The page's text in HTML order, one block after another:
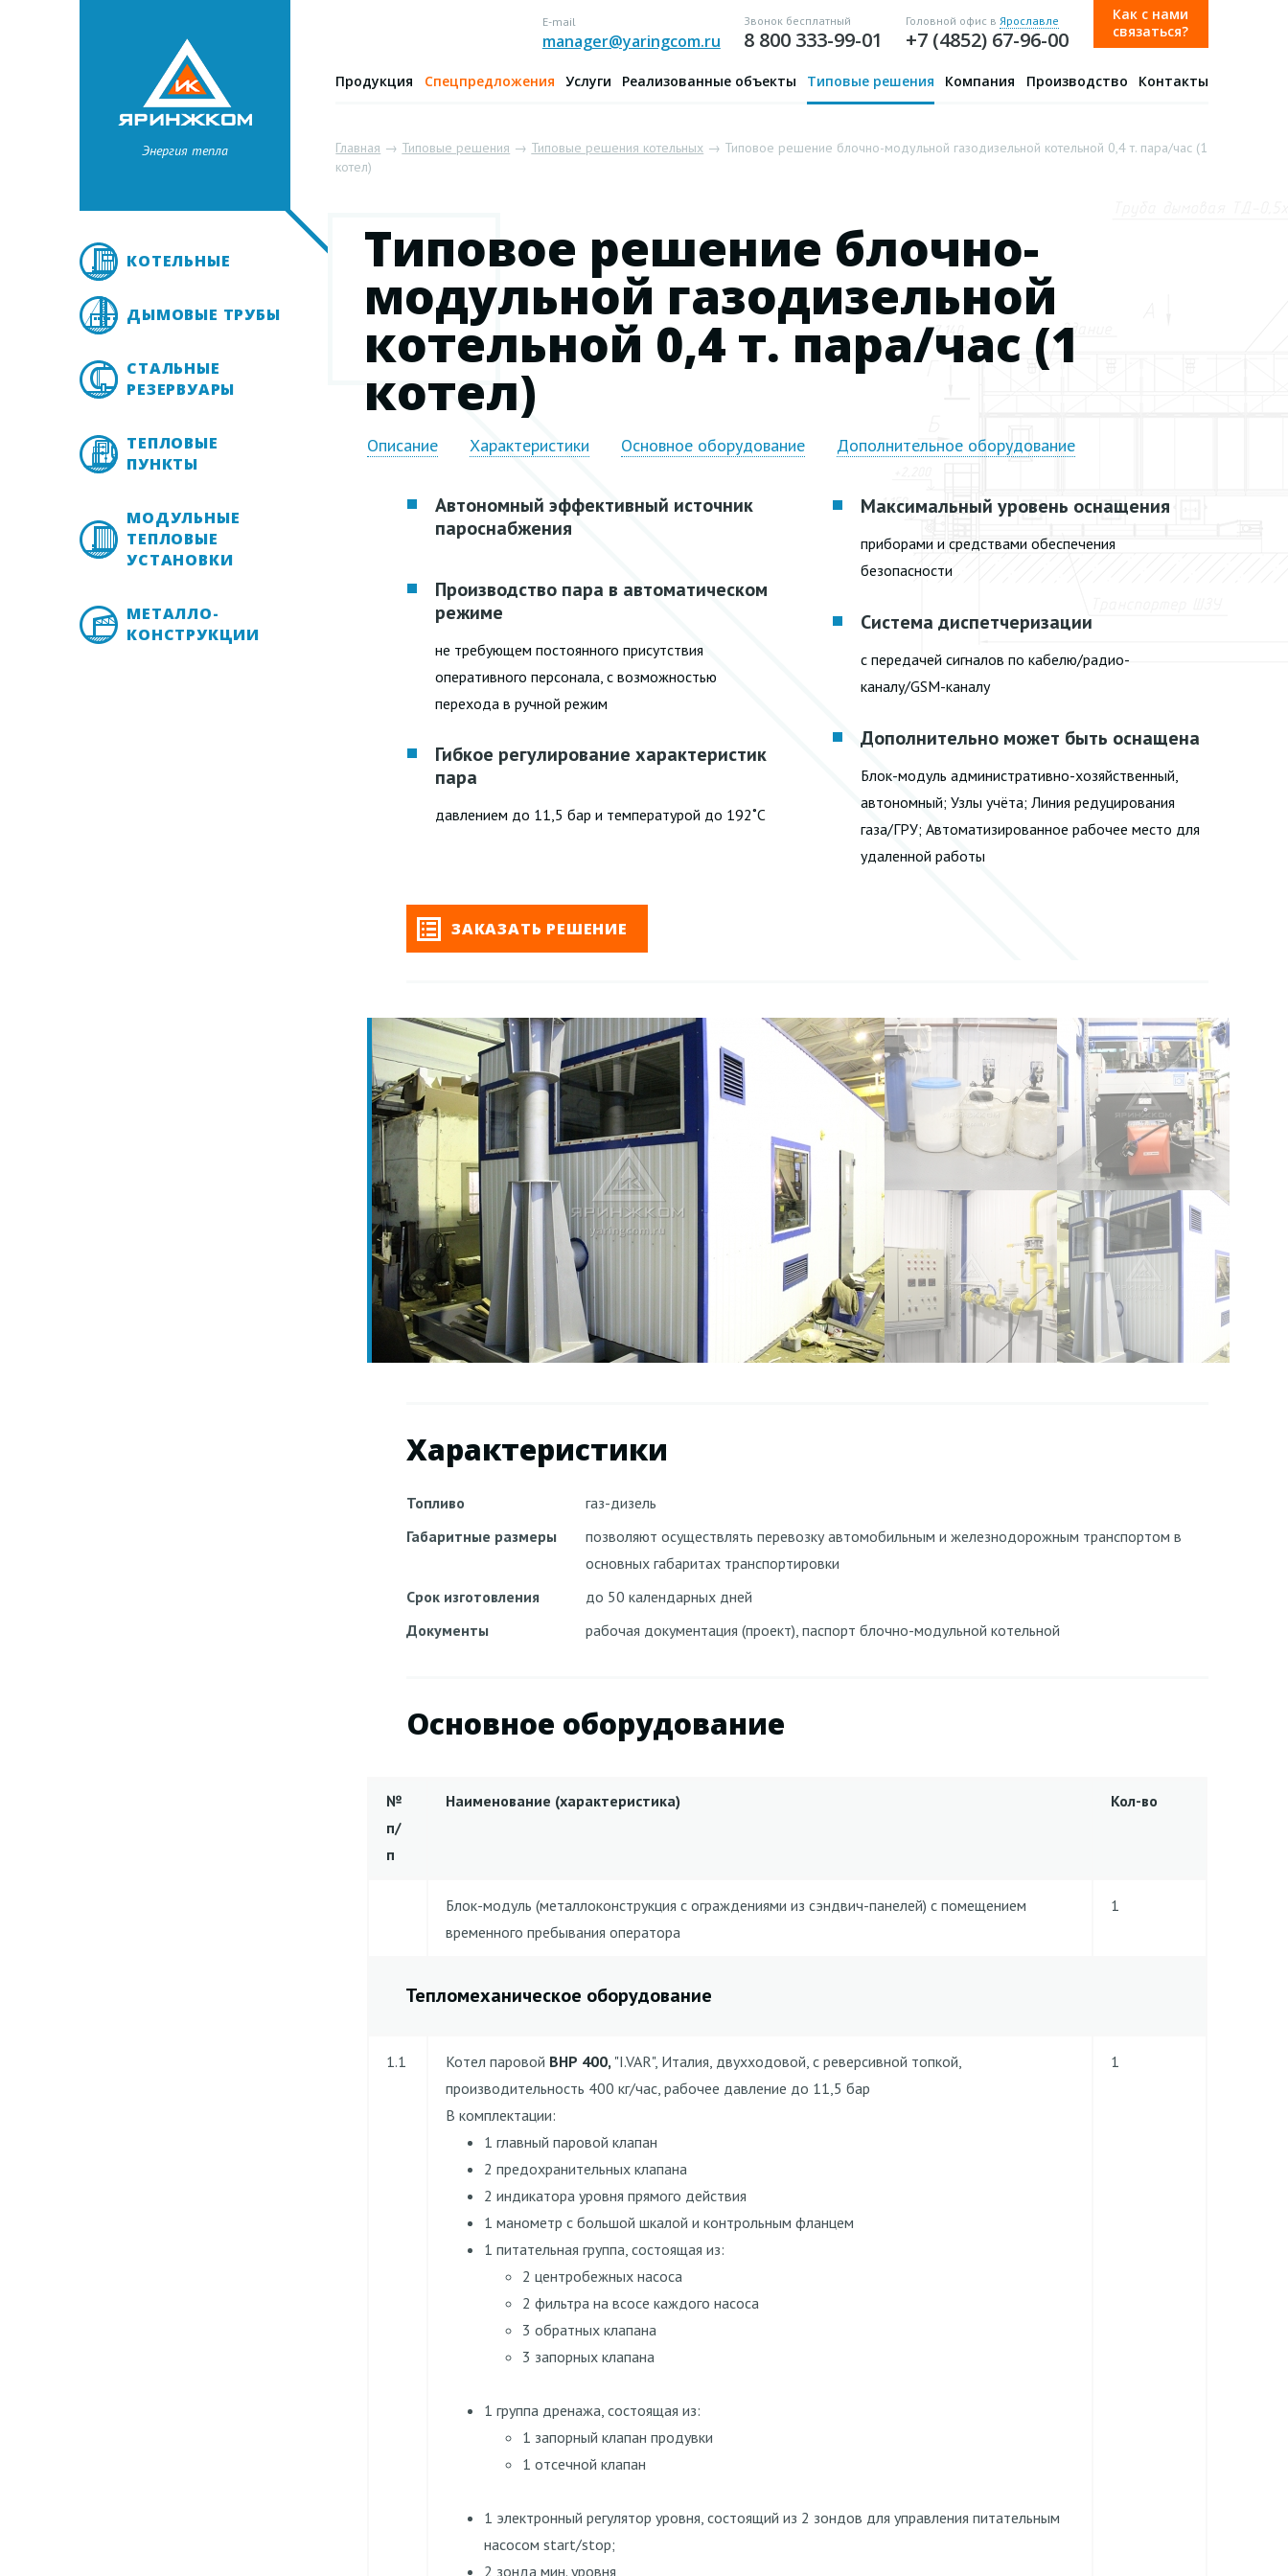
Энергия тепла
E-mail
manager@yaringcom.ru
Звонок бесплатный
8 800 333-99-01
Головной офис в Ярославле
+7 (4852) 67-96-00
Как с нами
связаться?
Продукция Спецпредложения Услуги Реализованные объекты Типовые решения Компания Производство Контакты
КОТЕЛЬНЫЕ
ДЫМОВЫЕ ТРУБЫ
СТАЛЬНЫЕ
РЕЗЕРВУАРЫ
ТЕПЛОВЫЕ
ПУНКТЫ
МОДУЛЬНЫЕ
ТЕПЛОВЫЕ
УСТАНОВКИ
МЕТАЛЛО-
КОНСТРУКЦИИ
Главная → Типовые решения → Типовые решения котельных → Типовое решение блочно-модульной газодизельной котельной 0,4 т. пара/час (1
котел)
Типовое решение блочно-
модульной газодизельной
котельной 0,4 т. пара/час (1
котел)
Описание Характеристики Основное оборудование Дополнительное оборудование
Автономный эффективный источник
пароснабжения
Производство пара в автоматическом
режиме
не требующем постоянного присутствия
оперативного персонала, с возможностью
перехода в ручной режим
Гибкое регулирование характеристик
пара
давлением до 11,5 бар и температурой до 192˚С
Максимальный уровень оснащения
приборами и средствами обеспечения
безопасности
Система диспетчеризации
с передачей сигналов по кабелю/радио-
каналу/GSM-каналу
Дополнительно может быть оснащена
Блок-модуль административно-хозяйственный,
автономный; Узлы учёта; Линия редуцирования
газа/ГРУ; Автоматизированное рабочее место для
удаленной работы
ЗАКАЗАТЬ РЕШЕНИЕ
Характеристики
Топливо
газ-дизель
Габаритные размеры
позволяют осуществлять перевозку автомобильным и железнодорожным транспортом в
основных габаритах транспортировки
Срок изготовления
до 50 календарных дней
Документы
рабочая документация (проект), паспорт блочно-модульной котельной
Основное оборудование
№
п/
п
Наименование (характеристика) Кол-во
Блок-модуль (металлоконструкция с ограждениями из сэндвич-панелей) с помещением
временного пребывания оператора
1
Тепломеханическое оборудование
1.1 Котел паровой ВНР 400, "I.VAR", Италия, двухходовой, с реверсивной топкой,
производительность 400 кг/час, рабочее давление до 11,5 бар
В комплектации:
1 главный паровой клапан
2 предохранительных клапана
2 индикатора уровня прямого действия
1 манометр с большой шкалой и контрольным фланцем
1 питательная группа, состоящая из:
2 центробежных насоса
2 фильтра на всосе каждого насоса
3 обратных клапана
3 запорных клапана
1 группа дренажа, состоящая из:
1 запорный клапан продувки
1 отсечной клапан
1 электронный регулятор уровня, состоящий из 2 зондов для управления питательным
насосом start/stop;
2 зонда мин. уровня
1